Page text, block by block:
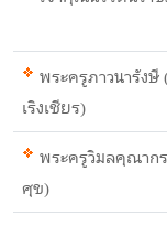
พระครูภาวนารังษี
เริงเชียร)
พระครูวิมลคุณาก
ศุข)